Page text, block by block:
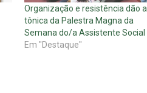
Organização e resistência dão a
tônica da Palestra Magna da
Semana do/a Assistente Social
Em "Destaque"